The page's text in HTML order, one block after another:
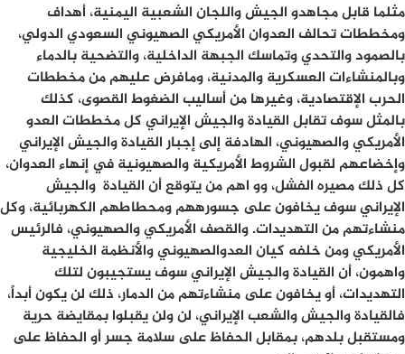
مثلما قابل مجاهدو الجيش واللجان الشعبية اليمنية، أهداف
ومخططات تحالف العدوان الأمريكي الصهيوني السعودي الدولي،
بالصمود والتحدي وتماسك الجبهة الداخلية، والتضحية بالدماء
وبالمنشاءات العسكرية والمدنية، ومافرض عليهم من مخططات
الحرب الإقتصادية، وغيرها من أساليب الضغوط القصوى، كذلك
بالمثل سوف تقابل القيادة والجيش الإيراني كل مخططات العدو
الأمريكي والصهيوني، الهادفة إلى إجبار القيادة والجيش الإيراني
وإخضاعهم لقبول الشروط الأمريكية والصهيونية في إنهاء العدوان،
كل ذلك مصيره الفشل، وو اهم من يتوقع أن القيادة والجيش
الإيراني سوف يخافون على جسورههم ومحطاطهم الكهربائية، وكل
منشاءتهم من التهديدات. والقصف الأمريكي والصهيوني، فالرئيس
الأمريكي ومن خلفه كيان العدوالصهيوني والأنظمة الخليجية
واهمون، أن القيادة والجيش الإيراني سوف يستجيبون لتلك
التهديدات، أو يخافون على منشاءتهم من الدمار، ذلك لن يكون أبداً،
فالقيادة والجيش والشعب الإيراني، لن ولن يقبلوا بمقايضة حرية
ومستقبل بلدهم، بمقابل الحفاظ على سلامة جسر أو الحفاظ على